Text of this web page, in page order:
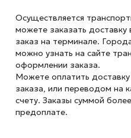
Осуществляется
можете заказать
заказ на терминале.
можно узнать на сайте
оформлении заказа.
Можете оплатить
заказа, или переводом на
счету. Заказы суммой
предоплате.